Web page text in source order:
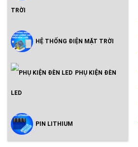
TRỜI
HỆ THỐNG ĐIỆN MẶT TRỜI
Inveter Hòa Lưới Có Lưu Trữ -
PHỤ KIỆN ĐÈN
LED
PIN LITHIUM